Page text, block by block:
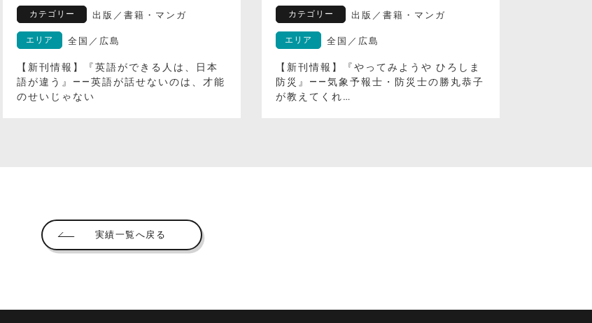
カテゴリー 出版 ／ 書籍・マンガ
エリア 全国 ／ 広島
【新刊情報】『英語ができる人は、日本
語が違う』――英語が話せないのは、才能
のせいじゃない
カテゴリー 出版 ／ 書籍・マンガ
エリア 全国 ／ 広島
【新刊情報】『やってみようや ひろしま
防災』――気象予報士・防災士の勝丸恭子
が教えてくれ…
実績一覧へ戻る